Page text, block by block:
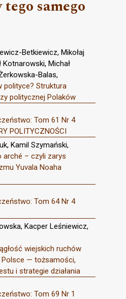
samego
Betkiewicz, Mikołaj
Kotnarowski, Michał
Balas,
polityce? Struktura
politycznej Polaków
Tom 61 Nr 4
POLITYCZNOŚCI
Kamil Szymański,
arché – czyli zarys
Yuvala Noaha
Tom 64 Nr 4
Kacper Leśniewicz,
wiejskich ruchów
Polsce — tożsamości,
i strategie działania
Tom 69 Nr 1